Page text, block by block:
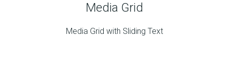
Media Grid
Media Grid with Sliding Text